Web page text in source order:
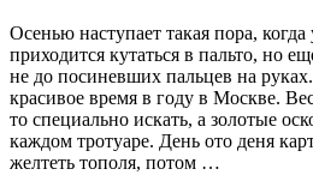
Осенью наступает такая пора,
приходится кутаться в пальто, но
не до посиневших пальцев на
красивое время в году в Москве.
то специально искать, а золотые
каждом тротуаре. День ото деня
желтеть тополя, потом …